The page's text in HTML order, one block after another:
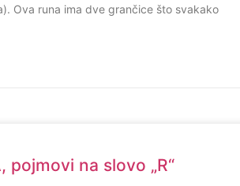
Ova runa ima dve grančice što svakako
pojmovi na slovo „R“